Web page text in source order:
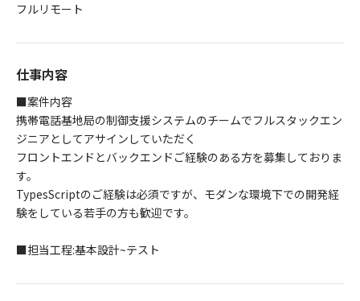
フルリモート
仕事内容
■案件内容
携帯電話基地局の制御支援システムのチームでフルスタックエン
ジニアとしてアサインしていただく
フロントエンドとバックエンドご経験のある方を募集しておりま
す。
TypesScriptのご経験は必須ですが、モダンな環境下での開発経
験をしている若手の方も歓迎です。
■担当工程:基本設計~テスト